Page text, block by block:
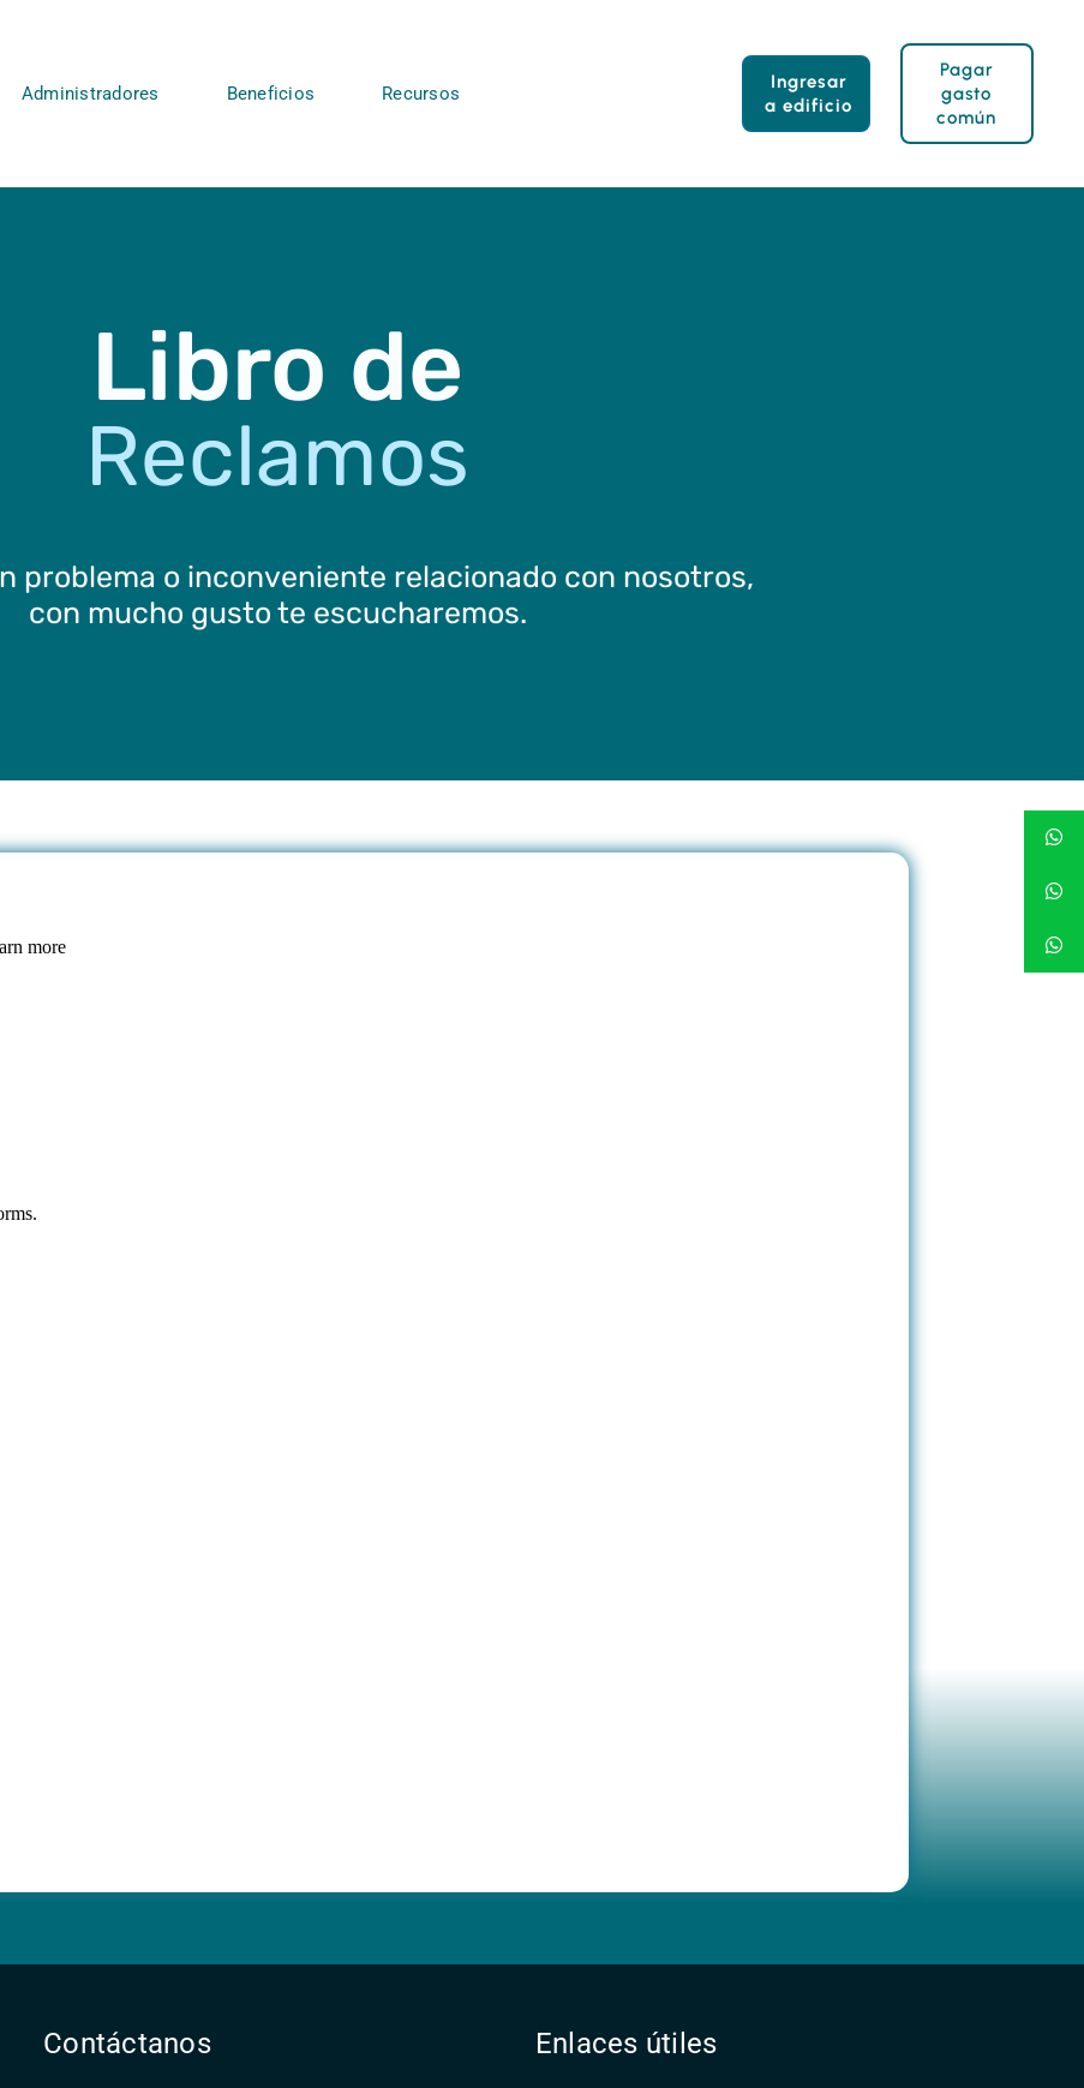
Administradores Beneficios Recursos
Ingresar
a edificio
Pagar
gasto
común
Libro de
Reclamos
problema o inconveniente relacionado con nosotros,
con mucho gusto te escucharemos.
Contáctanos Enlaces útiles